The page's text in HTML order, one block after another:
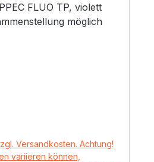
FLUO TP, violett
möglich
Versandkosten. Achtung!
variieren können,